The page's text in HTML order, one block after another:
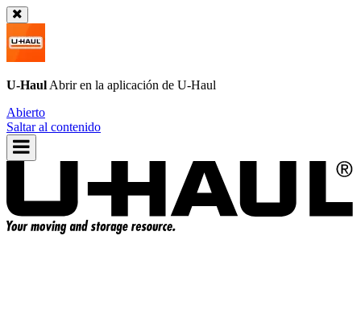
U-Haul Abrir en la aplicación de U-Haul
Abierto
Saltar al contenido